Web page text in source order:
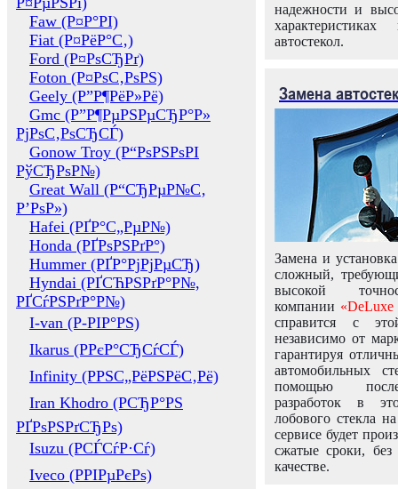
Faw (Р¤Р°РІ)
Fiat (Р¤РёР°С‚)
Ford (Р¤РѕСЂРґ)
Foton (Р¤РѕС‚РѕРЅ)
Geely (Р”Р¶РёР»Рё)
Gmc (Р”Р¶РµРЅРµСЂР°Р»
РјРѕС‚РѕСЂСЃ)
Gonow Troy (Р“РѕРЅРѕРІ
РўСЂРѕР№)
Great Wall (Р“СЂРµР№С‚
Р’РѕР»)
Hafei (РҐР°С„РµР№)
Honda (РҐРѕРЅРґР°)
Hummer (РҐР°РјРјРµСЂ)
Hyndai (РҐСЋРЅРґР°Р№,
РҐСѓРЅРґР°Р№)
I-van (Р-РІР°РЅ)
Ikarus (РРєР°СЂСѓСЃ)
Infinity (РРЅС„РёРЅРёС‚Рё)
Iran Khodro (РСЂР°РЅ
РҐРѕРЅРґСЂРѕ)
Isuzu (РСЃСѓР·Сѓ)
Iveco (РРІРµРєРѕ)
надежности и
автостекол.
Замена
Замена и
сложный,
высокой
компании «DeLuxe
справится с
независимо от
гарантируя
автомобильных
помощью
разработок в
лобового стекла
сервисе будет
сжатые сроки,
качестве.